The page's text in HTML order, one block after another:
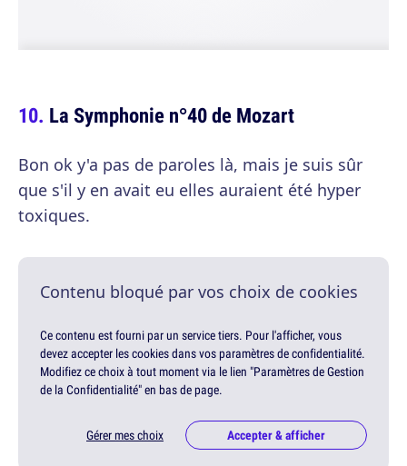
La Symphonie n°40 de Mozart
Bon ok y'a pas de paroles là, mais je suis sûr
que s'il y en avait eu elles auraient été hyper
toxiques.
Contenu bloqué par vos choix de cookies
Ce contenu est fourni par un service tiers. Pour l'afficher, vous
devez accepter les cookies dans vos paramètres de confidentialité.
Modifiez ce choix à tout moment via le lien "Paramètres de Gestion
de la Confidentialité" en bas de page.
Gérer mes choix Accepter & afficher